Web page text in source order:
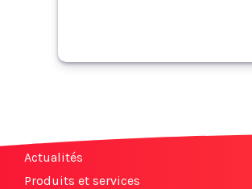
Actualités
Produits et services